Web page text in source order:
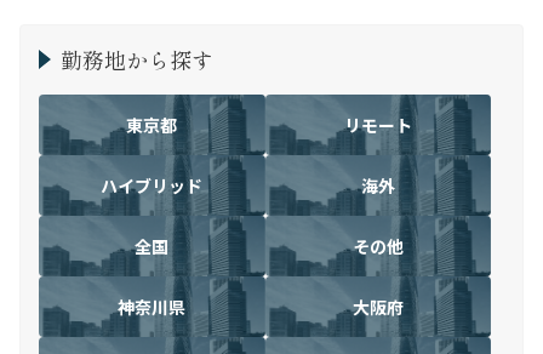
勤務地から探す
東京都 リモート
ハイブリッド 海外
全国 その他
神奈川県 大阪府